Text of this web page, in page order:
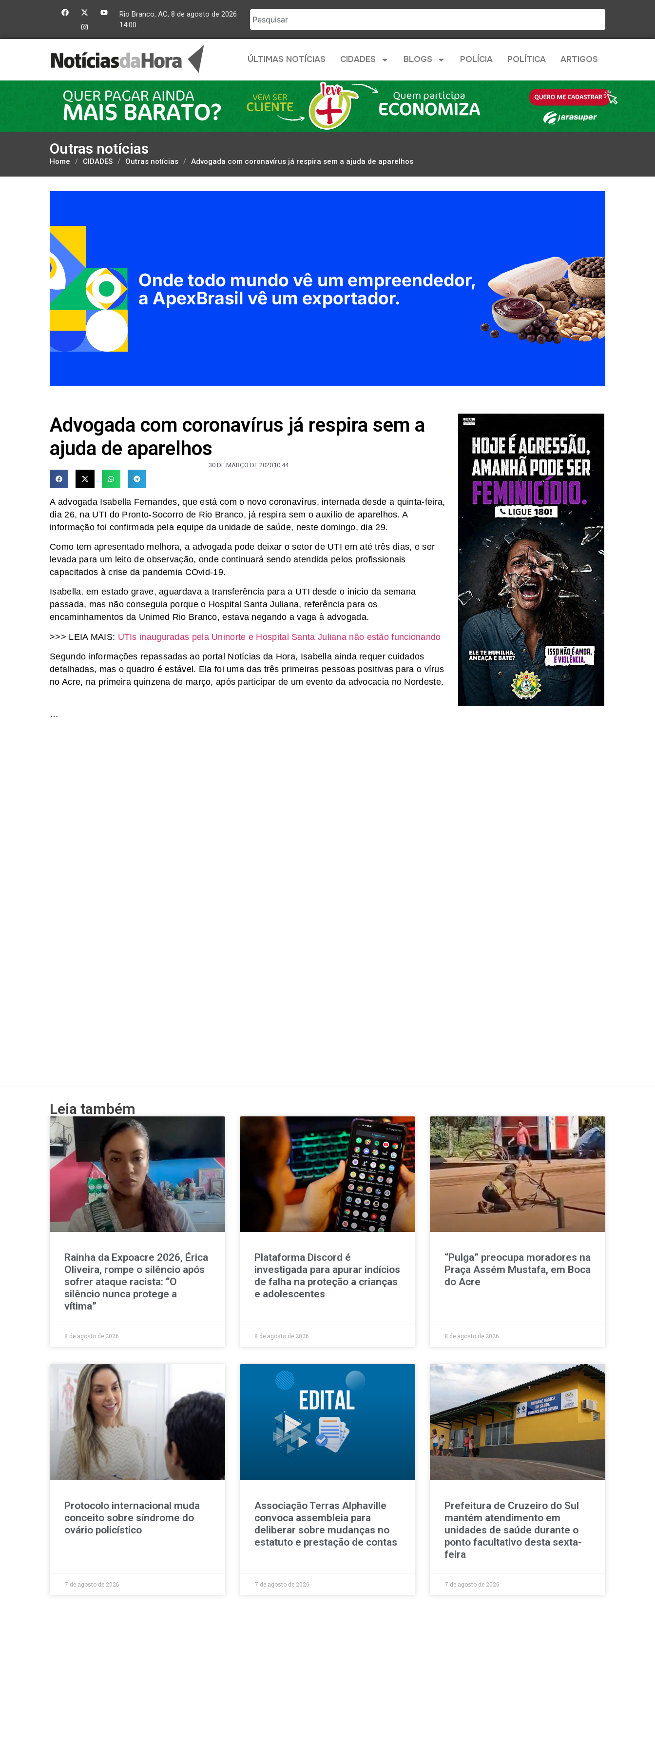
Rio Branco, AC, 8 de agosto de 2026
14:00
ÚLTIMAS NOTÍCIAS CIDADES BLOGS POLÍCIA POLÍTICA ARTIGOS
Outras notícias
Home / CIDADES / Outras notícias / Advogada com coronavírus já respira sem a ajuda de aparelhos
Advogada com coronavírus já respira sem a
ajuda de aparelhos
30 DE MARÇO DE 202010:44
A advogada Isabella Fernandes, que está com o novo coronavírus, internada desde a quinta-feira,
dia 26, na UTI do Pronto-Socorro de Rio Branco, já respira sem o auxílio de aparelhos. A
informação foi confirmada pela equipe da unidade de saúde, neste domingo, dia 29.
Como tem apresentado melhora, a advogada pode deixar o setor de UTI em até três dias, e ser
levada para um leito de observação, onde continuará sendo atendida pelos profissionais
capacitados à crise da pandemia COvid-19.
Isabella, em estado grave, aguardava a transferência para a UTI desde o início da semana
passada, mas não conseguia porque o Hospital Santa Juliana, referência para os
encaminhamentos da Unimed Rio Branco, estava negando a vaga à advogada.
>>> LEIA MAIS: UTIs inauguradas pela Uninorte e Hospital Santa Juliana não estão funcionando
Segundo informações repassadas ao portal Notícias da Hora, Isabella ainda requer cuidados
detalhadas, mas o quadro é estável. Ela foi uma das três primeiras pessoas positivas para o vírus
no Acre, na primeira quinzena de março, após participar de um evento da advocacia no Nordeste.
…
Leia também
Rainha da Expoacre 2026, Érica
Oliveira, rompe o silêncio após
sofrer ataque racista: “O
silêncio nunca protege a
vítima”
8 de agosto de 2026
Plataforma Discord é
investigada para apurar indícios
de falha na proteção a crianças
e adolescentes
8 de agosto de 2026
“Pulga” preocupa moradores na
Praça Assém Mustafa, em Boca
do Acre
8 de agosto de 2026
Protocolo internacional muda
conceito sobre síndrome do
ovário policístico
7 de agosto de 2026
Associação Terras Alphaville
convoca assembleia para
deliberar sobre mudanças no
estatuto e prestação de contas
7 de agosto de 2026
Prefeitura de Cruzeiro do Sul
mantém atendimento em
unidades de saúde durante o
ponto facultativo desta sexta-
feira
7 de agosto de 2026